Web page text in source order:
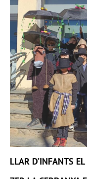
LLAR D’INFANTS